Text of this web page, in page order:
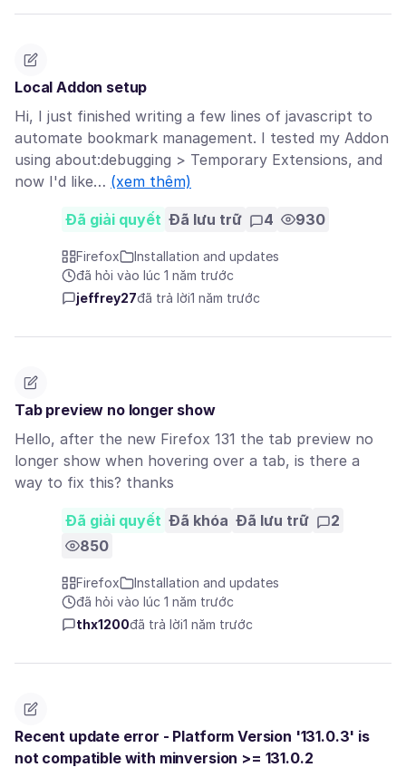
Local Addon setup
Hi, I just finished writing a few lines of javascript to
automate bookmark management. I tested my Addon
using about:debugging > Temporary Extensions, and
now I'd like… (xem thêm)
Đã giải quyết Đã lưu trữ 4 930
Firefox
Installation and updates
đã hỏi vào lúc 1 năm trước
jeffrey27đã trả lời1 năm trước
Tab preview no longer show
Hello, after the new Firefox 131 the tab preview no
longer show when hovering over a tab, is there a
way to fix this? thanks
Đã giải quyết Đã khóa Đã lưu trữ
2
850
Firefox
Installation and updates
đã hỏi vào lúc 1 năm trước
thx1200đã trả lời1 năm trước
Recent update error - Platform Version '131.0.3' is
not compatible with minversion >= 131.0.2